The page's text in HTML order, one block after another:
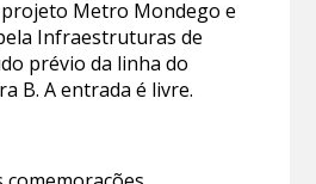
Metro Mondego e
Infraestruturas de
prévio da linha do
B. A entrada é livre.